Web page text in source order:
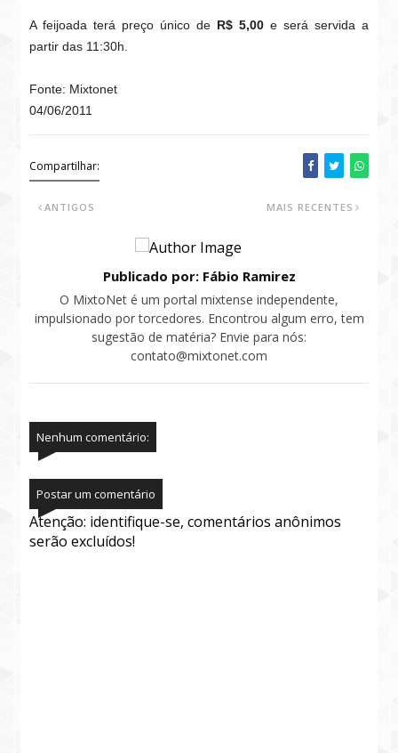
A feijoada terá preço único de R$ 5,00 e será servida a
partir das 11:30h.
Fonte: Mixtonet
04/06/2011
Compartilhar:
MAIS RECENTES
ANTIGOS
Publicado por: Fábio Ramirez
O MixtoNet é um portal mixtense independente,
impulsionado por torcedores. Encontrou algum erro, tem
sugestão de matéria? Envie para nós:
contato@mixtonet.com
Nenhum comentário:
Postar um comentário
Atenção: identifique-se, comentários anônimos
serão excluídos!